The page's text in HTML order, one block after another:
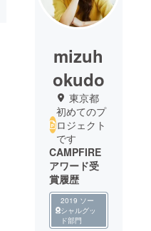
mizuh
okudo
東京都
初めてのプ
ロジェクト
です
CAMPFIRE
アワード受
賞履歴
2019 ソー
シャルグッ
ド部門